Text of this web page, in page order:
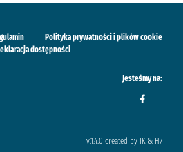
Polityka prywatności i plików cookie
dostępności
Jesteśmy na:
v.1.4.0 created by IK & H7